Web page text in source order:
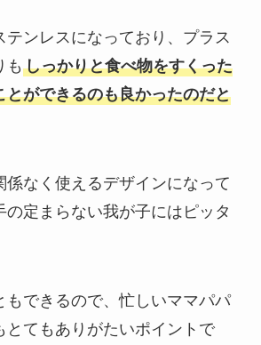
テンレスになっており、プラス
も しっかりと食べ物をすくった
とができるのも良かったのだと
係なく使えるデザインになって
の定まらない我が子にはピッタ
もできるので、忙しいママパパ
とてもありがたいポイントで